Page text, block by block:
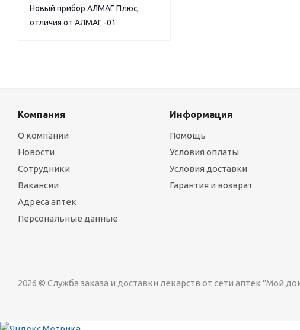
Новый прибор АЛМАГ Плюс,
отличия от АЛМАГ -01
Компания
О компании
Новости
Сотрудники
Вакансии
Адреса аптек
Персональные данные
Информация
Помощь
Условия оплаты
Условия доставки
Гарантия и возврат
2026 © Служба заказа и доставки лекарств от сети аптек "Мой